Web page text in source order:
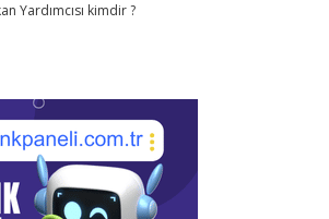
Yardımcısı kimdir ?